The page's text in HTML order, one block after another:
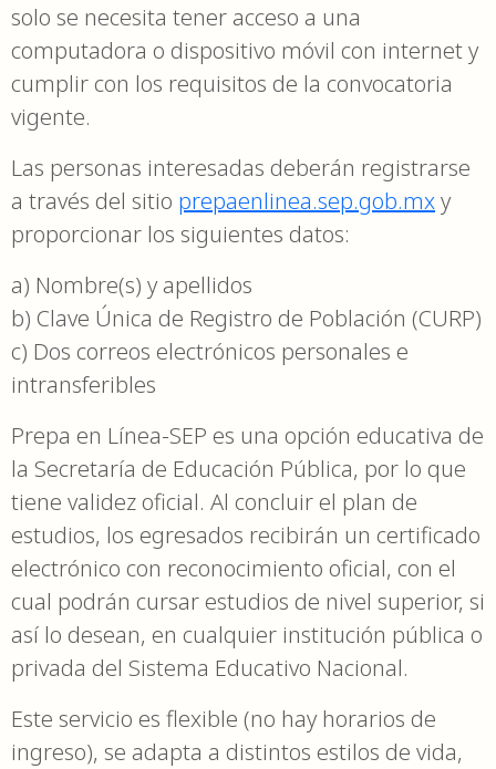
solo se necesita tener acceso a una
computadora o dispositivo móvil con internet y
cumplir con los requisitos de la convocatoria
vigente.
Las personas interesadas deberán registrarse
a través del sitio prepaenlinea.sep.gob.mxy
proporcionar los siguientes datos:
a) Nombre(s) y apellidos
b) Clave Única de Registro de Población (CURP)
c) Dos correos electrónicos personales e
intransferibles
Prepa en Línea-SEP es una opción educativa de
la Secretaría de Educación Pública, por lo que
tiene validez oficial. Al concluir el plan de
estudios, los egresados recibirán un certificado
electrónico con reconocimiento oficial, con el
cual podrán cursar estudios de nivel superior, si
así lo desean, en cualquier institución pública o
privada del Sistema Educativo Nacional.
Este servicio es flexible (no hay horarios de
ingreso), se adapta a distintos estilos de vida,